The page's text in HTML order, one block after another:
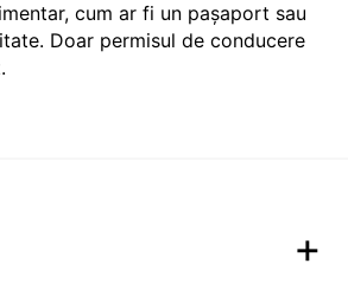
cum ar fi un pașaport sau
Doar permisul de conducere